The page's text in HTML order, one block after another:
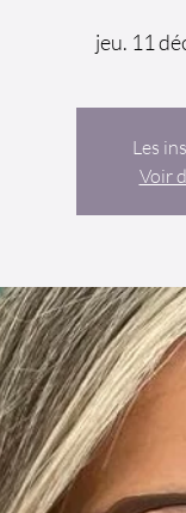
jeu. 11
Les
Voir